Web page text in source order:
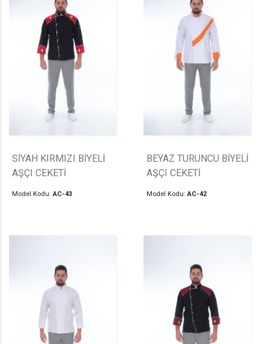
SİYAH KIRMIZI BİYELİ
AŞÇI CEKETİ
Model Kodu: AC-43
BEYAZ TURUNCU BİYELİ
AŞÇI CEKETİ
Model Kodu: AC-42